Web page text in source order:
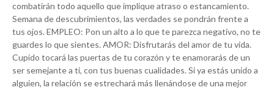
combatirán todo aquello que implique atraso o estancamiento.
Semana de descubrimientos, las verdades se pondrán frente a
tus ojos. EMPLEO: Pon un alto a lo que te parezca negativo, no te
guardes lo que sientes. AMOR: Disfrutarás del amor de tu vida.
Cupido tocará las puertas de tu corazón y te enamorarás de un
ser semejante a ti, con tus buenas cualidades. Si ya estás unido a
alguien, la relación se estrechará más llenándose de una mejor